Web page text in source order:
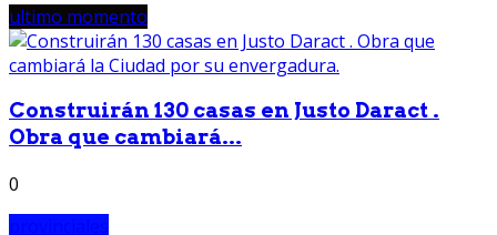
ultimo momento
Construirán 130 casas en Justo Daract .
Obra que cambiará...
0